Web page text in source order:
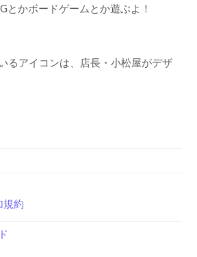
とかボードゲームとか遊ぶよ！
るアイコンは、店長・小松屋がデザ
規約